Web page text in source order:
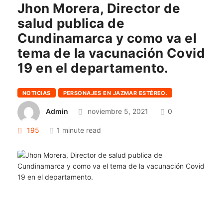
Jhon Morera, Director de
salud publica de
Cundinamarca y como va el
tema de la vacunación Covid
19 en el departamento.
NOTICIAS PERSONAJES EN JAZMAR ESTÉREO.
Admin noviembre 5, 2021 0
195 1 minute read